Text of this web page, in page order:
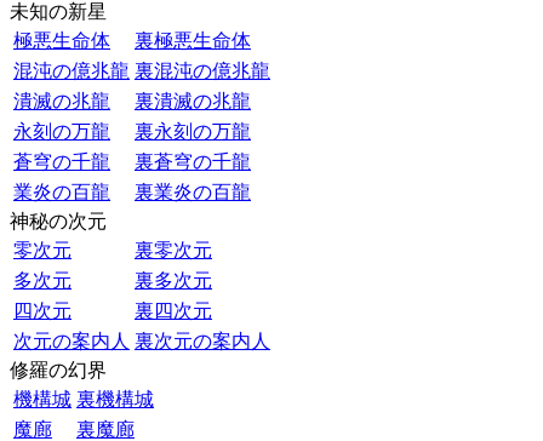
未知の新星
極悪生命体
裏極悪生命体
混沌の億兆龍 裏混沌の億兆龍
潰滅の兆龍
裏潰滅の兆龍
永刻の万龍
裏永刻の万龍
蒼穹の千龍
裏蒼穹の千龍
業炎の百龍
裏業炎の百龍
神秘の次元
零次元
裏零次元
多次元
裏多次元
四次元
裏四次元
次元の案内人 裏次元の案内人
修羅の幻界
機構城 裏機構城
魔廊
裏魔廊